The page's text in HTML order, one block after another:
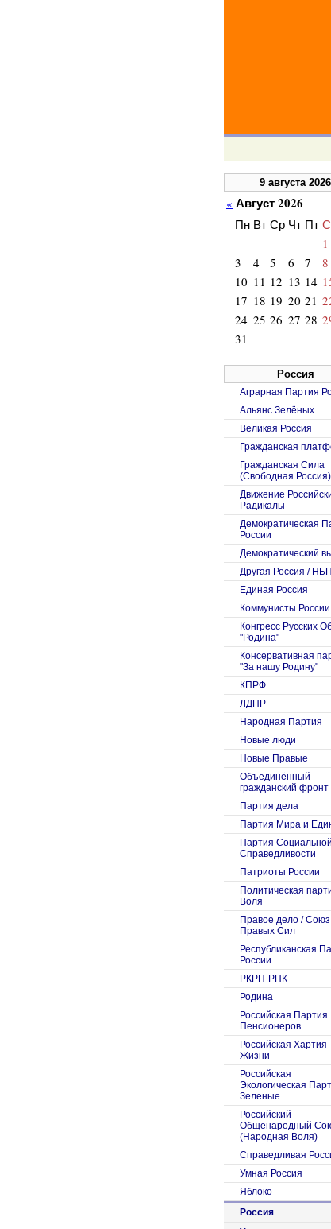
9 августа 2026
« Август 2026
Пн Вт Ср Чт Пт
1
3
4 5 6 7 8
10 11 12 13 14
17 18 19 20 21
24 25 26 27 28
31
Россия
Аграрная Партия
Альянс Зелёных
Великая Россия
Гражданская
Гражданская Сила
(Свободная Россия)
Движение
Радикалы
Демократическая
России
Демократический
Другая Россия / НБП
Единая Россия
Коммунисты России
Конгресс Русских
"Родина"
Консервативная
"За нашу Родину"
КПРФ
ЛДПР
Народная Партия
Новые люди
Новые Правые
Объединённый
гражданский фронт
Партия дела
Партия Мира и
Партия Социальной
Справедливости
Патриоты России
Политическая
Воля
Правое дело / Союз
Правых Сил
Республиканская
России
РКРП-РПК
Родина
Российская Партия
Пенсионеров
Российская Хартия
Жизни
Российская
Экологическая
Зеленые
Российский
Общенародный
(Народная Воля)
Справедливая
Умная Россия
Яблоко
Россия